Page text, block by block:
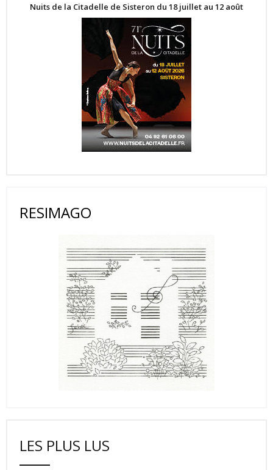
Nuits de la Citadelle de Sisteron du 18 juillet au 12 août
RESIMAGO
LES PLUS LUS